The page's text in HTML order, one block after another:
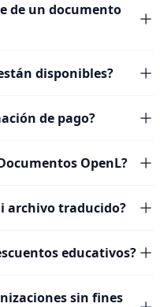
de un documento
disponibles?
de pago?
OpenL?
archivo traducido?
educativos?
sin fines